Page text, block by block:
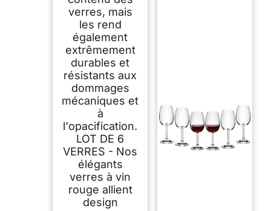
verres, mais
les rend
également
extrêmement
durables et
résistants aux
dommages
mécaniques et
à
l'opacification.
LOT DE 6
VERRES - Nos
élégants
verres à vin
rouge allient
design